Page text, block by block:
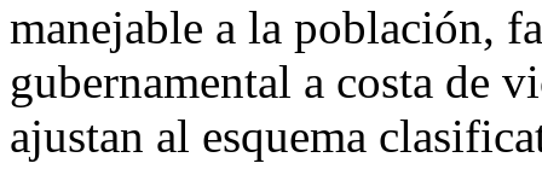
manejable a la población,
gubernamental a costa de
ajustan al esquema